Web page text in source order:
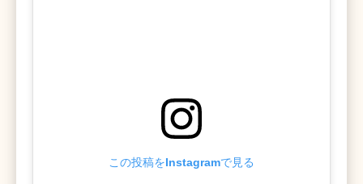
この投稿をInstagramで見る